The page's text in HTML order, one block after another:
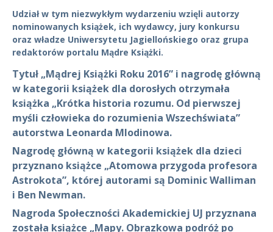
Udział w tym niezwykłym wydarzeniu wzięli autorzy
nominowanych książek, ich wydawcy, jury konkursu
oraz władze Uniwersytetu Jagiellońskiego oraz grupa
redaktorów portalu Mądre Książki.
Tytuł „Mądrej Książki Roku 2016” i nagrodę główną
w kategorii książek dla dorosłych otrzymała
książka „Krótka historia rozumu. Od pierwszej
myśli człowieka do rozumienia Wszechświata”
autorstwa Leonarda Mlodinowa.
Nagrodę główną w kategorii książek dla dzieci
przyznano książce „Atomowa przygoda profesora
Astrokota”, której autorami są Dominic Walliman
i Ben Newman.
Nagroda Społeczności Akademickiej UJ przyznana
została książce „Mapy. Obrazkowa podróż po